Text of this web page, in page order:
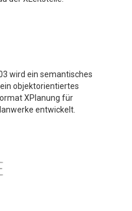
wird ein semantisches
objektorientiertes
XPlanung für
entwickelt.